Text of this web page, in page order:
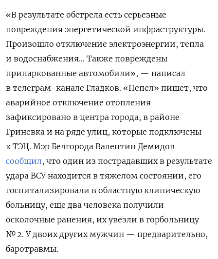
«В результате обстрела есть серьезные
повреждения энергетической инфраструктуры.
Произошло отключение электроэнергии, тепла
и водоснабжения… Также повреждены
припаркованные автомобили», — написал
в телеграм-канале Гладков. «Пепел» пишет, что
аварийное отключение отопления
зафиксировано в центра города, в районе
Гриневка и на ряде улиц, которые подключены
к ТЭЦ. Мэр Белгорода Валентин Демидов
сообщил, что один из пострадавших в результате
удара ВСУ находится в тяжелом состоянии, его
госпитализировали в областную клиническую
больницу, еще два человека получили
осколочные ранения, их увезли в горбольницу
№ 2. У двоих других мужчин — предварительно,
баротравмы.